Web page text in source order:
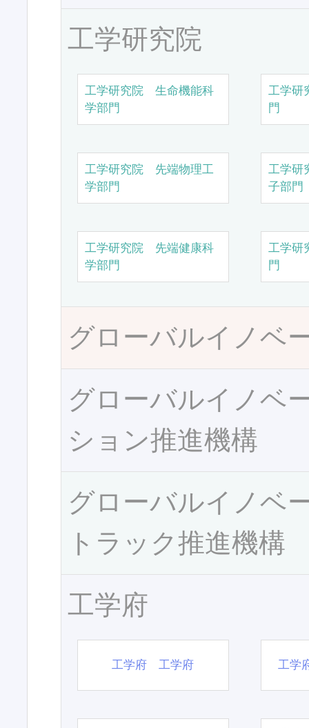
工学研究院
工学研究院 生命機能科
学部門
工学研
門
工学研究院 先端物理工
学部門
工学研
子部門
工学研究院 先端健康科
学部門
工学研
門
グローバルイノベ
グローバルイノベ
ション推進機構
グローバルイノベ
トラック推進機構
工学府
工学府 工学府 工学